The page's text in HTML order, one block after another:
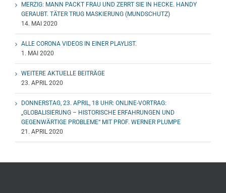
MERZIG: MANN PACKT FRAU UND ZERRT SIE IN HECKE. HANDY
GERAUBT. TÄTER TRUG MASKIERUNG (MUNDSCHUTZ)
14. MAI 2020
ALLE CORONA VIDEOS IN EINER PLAYLIST.
1. MAI 2020
WEITERE AKTUELLE BEITRÄGE
23. APRIL 2020
DONNERSTAG, 23. APRIL, 18 UHR: ONLINE-VORTRAG:
„GLOBALISIERUNG – HISTORISCHE ERFAHRUNGEN UND
GEGENWÄRTIGE PROBLEME“ MIT PROF. WERNER PLUMPE
21. APRIL 2020